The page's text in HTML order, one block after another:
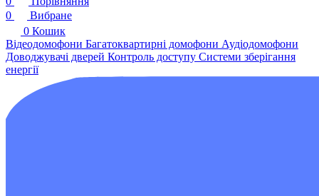
0
Вибране
0 Кошик
Відеодомофони Багатоквартирні домофони Аудіодомофони
Доводжувачі дверей Контроль доступу Системи зберігання
енергії